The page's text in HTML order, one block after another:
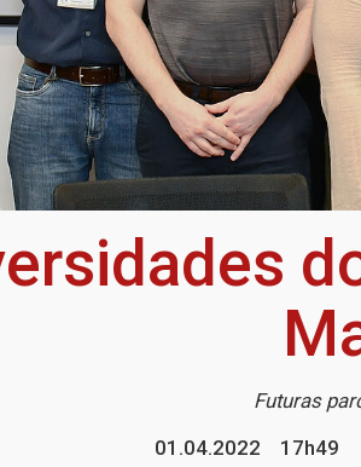
Futuras
01.04.2022
17h49